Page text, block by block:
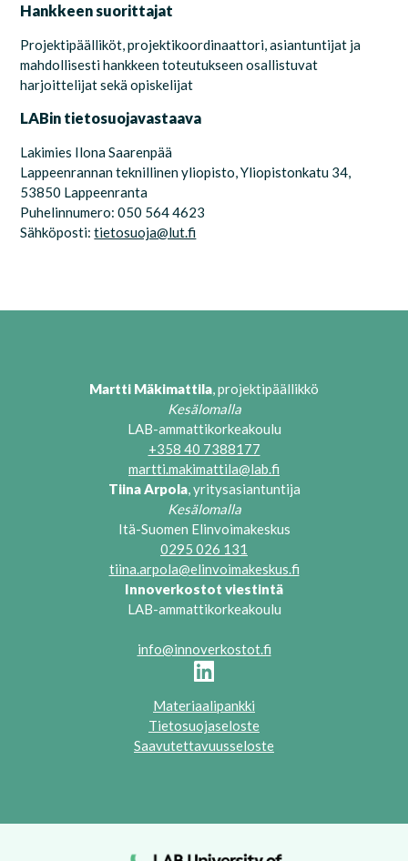
Hankkeen suorittajat
Projektipäälliköt, projektikoordinaattori, asiantuntijat ja
mahdollisesti hankkeen toteutukseen osallistuvat
harjoittelijat sekäopiskelijat
LABin tietosuojavastaava
Lakimies Ilona Saarenpää
Lappeenrannan teknillinen yliopisto, Yliopistonkatu 34,
53850 Lappeenranta
Puhelinnumero: 050 564 4623
Sähköposti:tietosuoja@lut.fi
Martti Mäkimattila, projektipäällikkö
Kesälomalla
LAB-ammattikorkeakoulu
+358 40 7388177
martti.makimattila@lab.fi
Tiina Arpola, yritysasiantuntija
Kesälomalla
Itä-Suomen Elinvoimakeskus
0295 026 131
tiina.arpola@elinvoimakeskus.fi
Innoverkostot viestintä
LAB-ammattikorkeakoulu
info@innoverkostot.fi
Materiaalipankki
Tietosuojaseloste
Saavutettavuusseloste